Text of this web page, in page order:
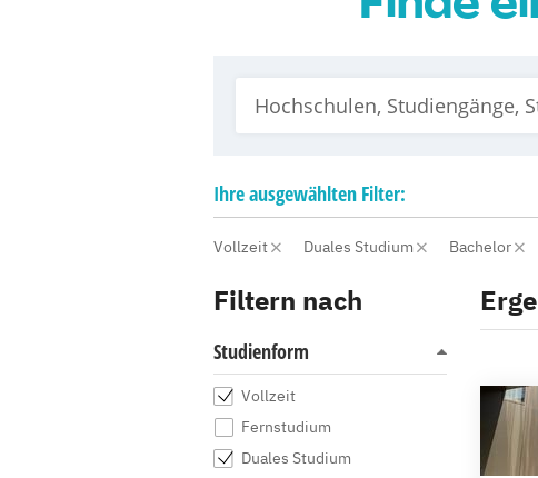
Ihreausgewählten Filter:
Vollzeit Duales Studium Bachelor
Filtern nach
Studienform
Vollzeit
Fernstudium
Duales Studium